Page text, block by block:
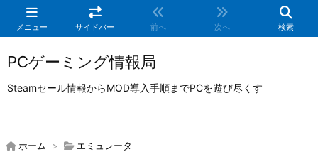
メニュー サイドバー 前へ 次へ 検索
PCゲーミング情報局
Steamセール情報からMOD導入手順までPCを遊び尽くす
ホーム > エミュレータ